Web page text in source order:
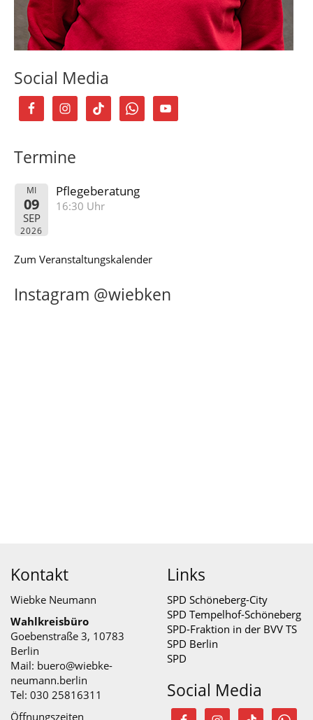
Social Media
Termine
MI
09
SEP
2026
Pflegeberatung
16:30 Uhr
Zum Veranstaltungskalender
Instagram @wiebken
Kontakt
Wiebke Neumann
Wahlkreisbüro
Goebenstraße 3, 10783
Berlin
Mail: buero@wiebke-
neumann.berlin
Tel: 030 25816311
Öffnungszeiten
Links
SPD Schöneberg-City
SPD Tempelhof-Schöneberg
SPD-Fraktion in der BVV TS
SPD Berlin
SPD
Social Media